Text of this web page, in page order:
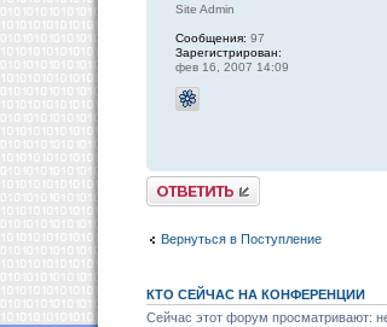
Site Admin
Сообщения: 97
Зарегистрирован:
фев 16, 2007 14:09
Ответить
Вернуться в Поступление
КТО СЕЙЧАС НА КОНФЕРЕНЦИИ
Сейчас этот форум просматривают: